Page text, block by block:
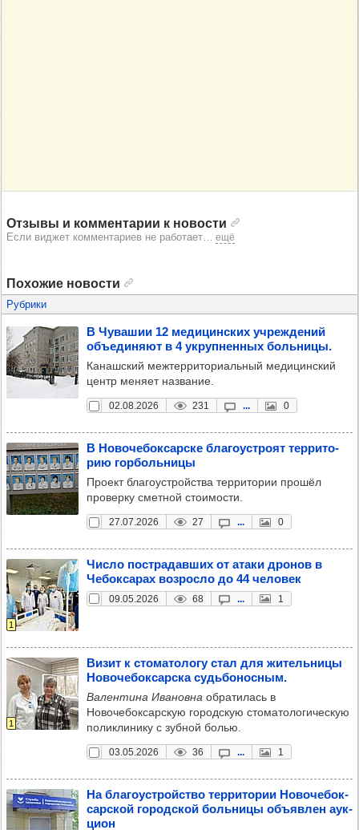
Отзывы и комментарии к новости
Если виджет комментариев не работает… ещё
Похожие новости
Рубрики
В Чува­шии 12 меди­цин­ских учреж­де­ний
объ­еди­няют в 4 укруп­нен­ных боль­ницы.
Канашский межтерриториальный медицинский
центр меняет название.
02.08.2026 231 ... 0
В Ново­че­бок­сар­ске бла­го­ус­троят тер­ри­то­
рию гор­боль­ницы
Проект благоустройства территории прошёл
проверку сметной стоимости.
27.07.2026 27 ... 0
1
Число пос­тра­дав­ших от атаки дро­нов в
Чебок­са­рах воз­росло до 44 чело­век
09.05.2026 68 ... 1
1
Визит к сто­ма­то­логу стал для житель­ницы
Ново­че­бок­сар­ска судь­бо­нос­ным.
Валентина Ивановна обратилась в
Новочебоксарскую городскую стоматологическую
поликлинику с зубной болью.
03.05.2026 36 ... 1
На бла­го­ус­тройс­тво тер­ри­то­рии Ново­че­бок­
сар­ской город­ской боль­ницы объ­яв­лен аук­
цион